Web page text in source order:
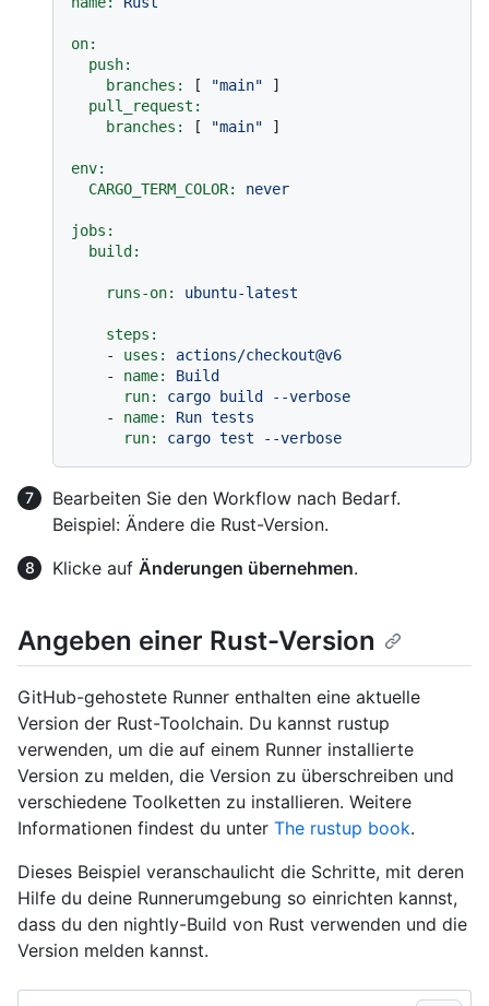
on:
push:
branches:
[ "main" ]
pull_request:
branches:
[ "main" ]
env:
CARGO_TERM_COLOR:
never
jobs:
build:
runs-on: ubuntu-latest
steps:
-
uses:
actions/checkout@v6
-
name:
Build
run:
cargo build
--verbose
-
name: Run tests
run:
cargo test --verbose
Bearbeiten Sie den Workflow nach Bedarf.
Beispiel: Ändere die Rust-Version.
Klicke auf Änderungen übernehmen.
Angeben einer Rust-Version
GitHub-gehostete Runner enthalten eine aktuelle
Version der Rust-Toolchain. Du kannst rustup
verwenden, um die auf einem Runner installierte
Version zu melden, die Version zu überschreiben und
verschiedene Toolketten zu installieren. Weitere
Informationen findest du unter The rustup book.
Dieses Beispiel veranschaulicht die Schritte, mit deren
Hilfe du deine Runnerumgebung so einrichten kannst,
dass du den nightly-Build von Rust verwenden und die
Version melden kannst.